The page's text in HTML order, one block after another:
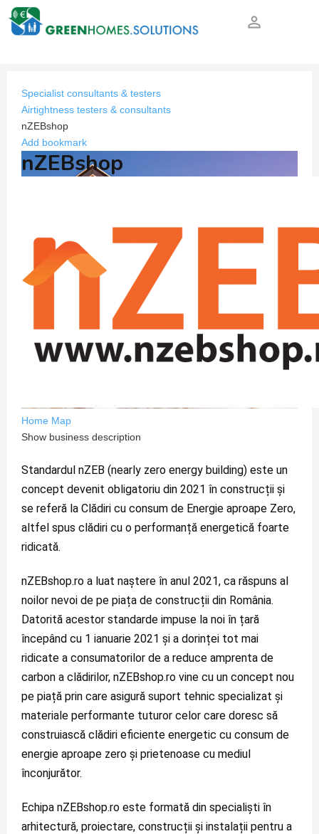
person_outline
Specialist consultants & testers
Airtightness testers & consultants
nZEBshop
Add bookmark
nZEBshop
Home Map
Show business description
Standardul nZEB (nearly zero energy building) este un
concept devenit obligatoriu din 2021 în construcții și
se referă la Clădiri cu consum de Energie aproape Zero,
altfel spus clădiri cu o performanță energetică foarte
ridicată.
nZEBshop.ro a luat naștere în anul 2021, ca răspuns al
noilor nevoi de pe piața de construcții din România.
Datorită acestor standarde impuse la noi în țară
începând cu 1 ianuarie 2021 și a dorinței tot mai
ridicate a consumatorilor de a reduce amprenta de
carbon a clădirilor, nZEBshop.ro vine cu un concept nou
pe piață prin care asigură suport tehnic specializat și
materiale performante tuturor celor care doresc să
construiască clădiri eficiente energetic cu consum de
energie aproape zero și prietenoase cu mediul
înconjurător.
Echipa nZEBshop.ro este formată din specialiști în
arhitectură, proiectare, construcții și instalații pentru a